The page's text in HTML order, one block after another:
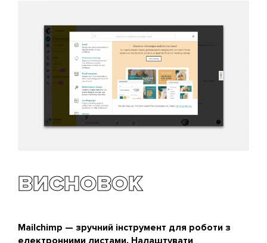
ВИСНОВОК
Mailchimp — зручний інструмент для роботи з
електронними листами. Налаштувати